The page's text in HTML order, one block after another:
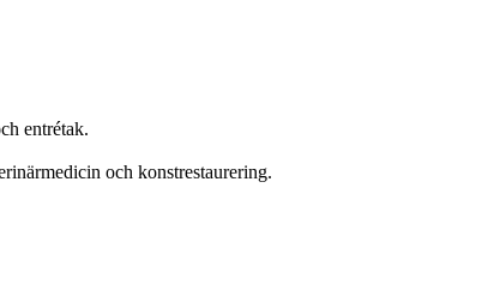
entrétak.
och konstrestaurering.